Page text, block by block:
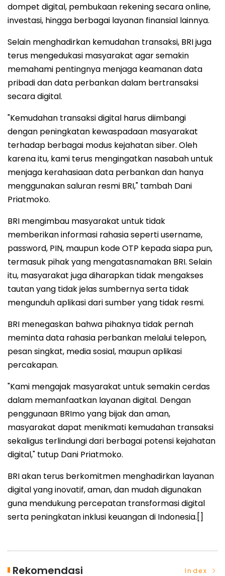
dompet digital, pembukaan rekening secara online,
investasi, hingga berbagai layanan finansial lainnya.
Selain menghadirkan kemudahan transaksi, BRI juga
terus mengedukasi masyarakat agar semakin
memahami pentingnya menjaga keamanan data
pribadi dan data perbankan dalam bertransaksi
secara digital.
"Kemudahan transaksi digital harus diimbangi
dengan peningkatan kewaspadaan masyarakat
terhadap berbagai modus kejahatan siber. Oleh
karena itu, kami terus mengingatkan nasabah untuk
menjaga kerahasiaan data perbankan dan hanya
menggunakan saluran resmi BRI," tambah Dani
Priatmoko.
BRI mengimbau masyarakat untuk tidak
memberikan informasi rahasia seperti username,
password, PIN, maupun kode OTP kepada siapa pun,
termasuk pihak yang mengatasnamakan BRI. Selain
itu, masyarakat juga diharapkan tidak mengakses
tautan yang tidak jelas sumbernya serta tidak
mengunduh aplikasi dari sumber yang tidak resmi.
BRI menegaskan bahwa pihaknya tidak pernah
meminta data rahasia perbankan melalui telepon,
pesan singkat, media sosial, maupun aplikasi
percakapan.
"Kami mengajak masyarakat untuk semakin cerdas
dalam memanfaatkan layanan digital. Dengan
penggunaan BRImo yang bijak dan aman,
masyarakat dapat menikmati kemudahan transaksi
sekaligus terlindungi dari berbagai potensi kejahatan
digital," tutup Dani Priatmoko.
BRI akan terus berkomitmen menghadirkan layanan
digital yang inovatif, aman, dan mudah digunakan
guna mendukung percepatan transformasi digital
serta peningkatan inklusi keuangan di Indonesia.[]
Rekomendasi Index